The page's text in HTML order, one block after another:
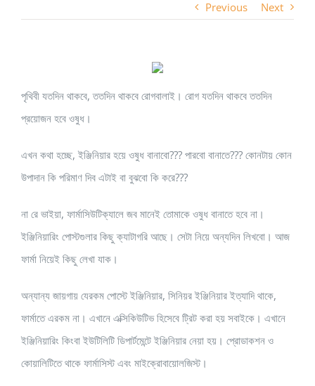
Previous Next
পৃথিবী যতদিন থাকবে, ততদিন থাকবে রোগবালাই। রোগ যতদিন থাকবে ততদিন
প্রয়োজন হবে ওষুধ।
এখন কথা হচ্ছে, ইঞ্জিনিয়ার হয়ে ওষুধ বানাবো??? পারবো বানাতে??? কোনটায় কোন
উপাদান কি পরিমাণ দিব এটাই বা বুঝবো কি করে???
না রে ভাইয়া, ফার্মাসিউটিক্যালে জব মানেই তোমাকে ওষুধ বানাতে হবে না।
ইঞ্জিনিয়ারিং পোস্টগুলার কিছু ক্যাটাগরি আছে। সেটা নিয়ে অন্যদিন লিখবো। আজ
ফার্মা নিয়েই কিছু লেখা যাক।
অন্যান্য জায়গায় যেরকম পোস্টে ইঞ্জিনিয়ার, সিনিয়র ইঞ্জিনিয়ার ইত্যাদি থাকে,
ফার্মাতে এরকম না। এখানে এক্সিকিউটিভ হিসেবে ট্রিট করা হয় সবাইকে। এখানে
ইঞ্জিনিয়ারিং কিংবা ইউটিলিটি ডিপার্টমেন্টে ইঞ্জিনিয়ার নেয়া হয়। প্রোডাকশন ও
কোয়ালিটিতে থাকে ফার্মাসিস্ট এবং মাইক্রোবায়োলজিস্ট।